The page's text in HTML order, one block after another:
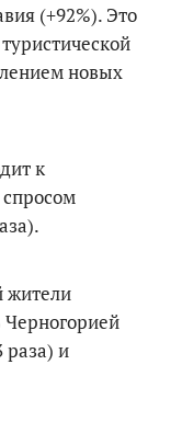
(+92%). Это
новых
к
жители
Черногорией
раза) и